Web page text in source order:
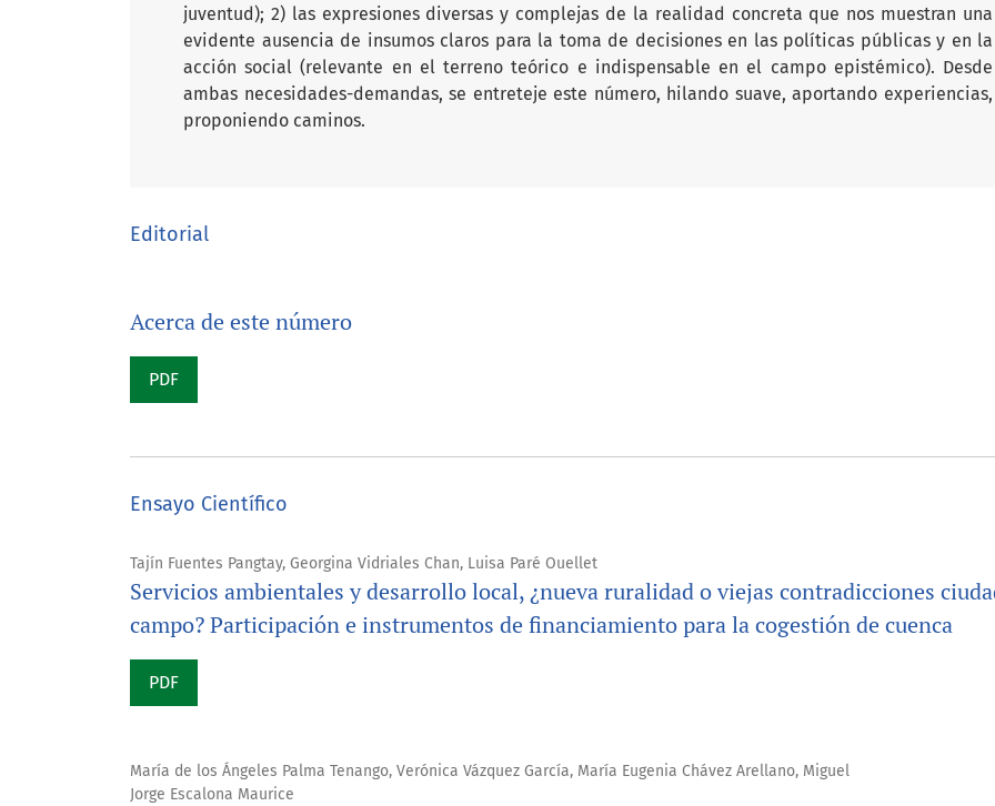
juventud); 2) las expresiones diversas y complejas de la realidad concreta que nos muestran una
evidente ausencia de insumos claros para la toma de decisiones en las políticas públicas y en la
acción social (relevante en el terreno teórico e indispensable en el campo epistémico). Desde
ambas necesidades-demandas, se entreteje este número, hilando suave, aportando experiencias,
proponiendo caminos.
Editorial
Acerca de este número
PDF
Ensayo Científico
Tajín Fuentes Pangtay, Georgina Vidriales Chan, Luisa Paré Ouellet
Servicios ambientales y desarrollo local, ¿nueva ruralidad o viejas contradicciones
campo? Participación e instrumentos de financiamiento para la cogestión de cuenca
PDF
María de los Ángeles Palma Tenango, Verónica Vázquez García, María Eugenia Chávez Arellano, Miguel
Jorge Escalona Maurice